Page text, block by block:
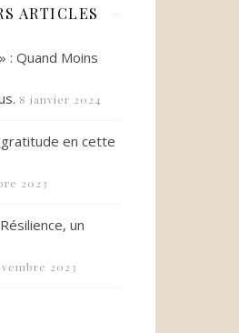
ARTICLES
: Quand Moins
8 janvier 2024
en cette
2023
un
2023